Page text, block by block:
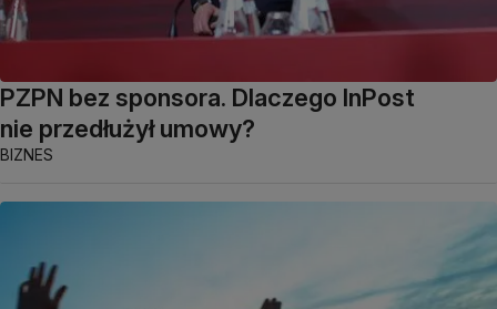
PZPN bez sponsora. Dlaczego InPost
nie przedłużył umowy?
BIZNES